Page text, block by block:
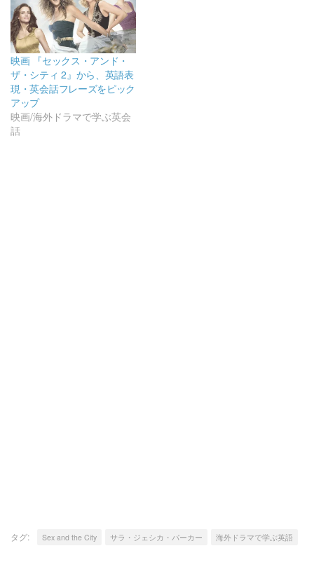
映画 『セックス・アンド・
ザ・シティ 2』から、英語表
現・英会話フレーズをピック
アップ
映画/海外ドラマで学ぶ英会
話
タグ: Sex and the City サラ・ジェシカ・パーカー 海外ドラマで学ぶ英語